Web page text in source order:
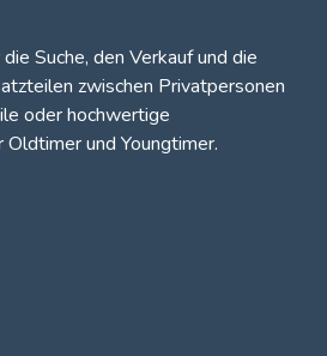
Suche, den Verkauf und die
zwischen Privatpersonen
oder hochwertige
und Youngtimer.